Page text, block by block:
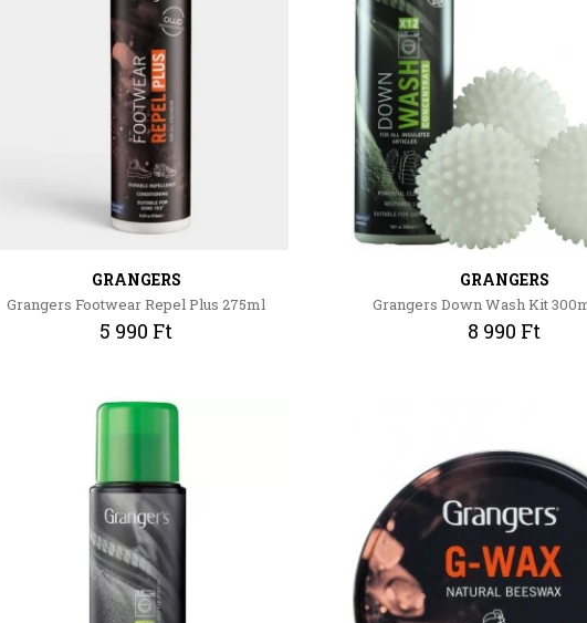
GRANGERS
Grangers Footwear Repel Plus 275ml
5 990 Ft
GRANGERS
Grangers Down Wash Kit
8 990 Ft